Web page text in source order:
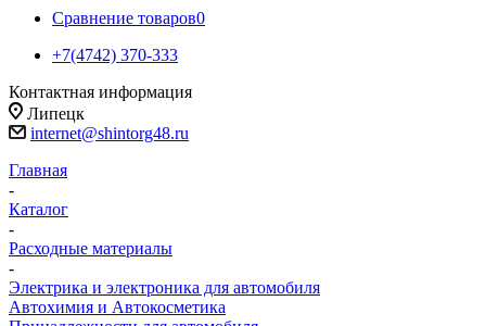
Сравнение товаров0
+7(4742) 370-333
Контактная информация
Липецк
internet@shintorg48.ru
Главная
-
Каталог
-
Расходные материалы
-
Электрика и электроника для автомобиля
Автохимия и Автокосметика